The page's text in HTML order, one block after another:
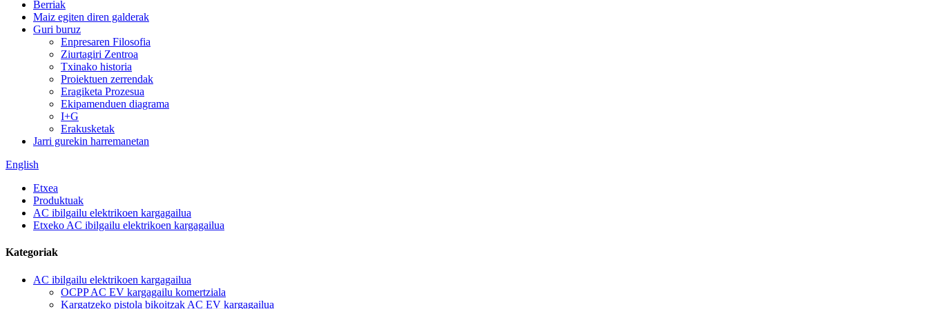
Berriak
Maiz egiten diren galderak
Guri buruz
Enpresaren Filosofia
Ziurtagiri Zentroa
Txinako historia
Proiektuen zerrendak
Eragiketa Prozesua
Ekipamenduen diagrama
I+G
Erakusketak
Jarri gurekin harremanetan
English
Etxea
Produktuak
AC ibilgailu elektrikoen kargagailua
Etxeko AC ibilgailu elektrikoen kargagailua
Kategoriak
AC ibilgailu elektrikoen kargagailua
OCPP AC EV kargagailu komertziala
Kargatzeko pistola bikoitzak AC EV kargagailua